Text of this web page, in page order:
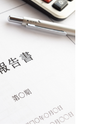
画策定支援）